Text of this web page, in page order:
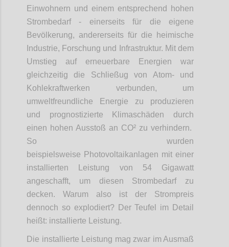
Einwohnern und einem entsprechend hohen
Strombedarf - einerseits für die eigene
Bevölkerung, andererseits für die heimische
Industrie, Forschung und Infrastruktur. Mit dem
Umstieg auf erneuerbare Energien war
gleichzeitig die Schließug von Atom- und
Kohlekraftwerken verbunden, um
umweltfreundliche Energie zu produzieren
und prognostizierte Klimaschäden durch
einen hohen Ausstoß an CO² zu verhindern.
So wurden
beispielsweise Photovoltaikanlagen mit einer
installierten Leistung von 54 Gigawatt
angeschafft, um diesen Strombedarf zu
decken. Warum also ist der Strompreis
dennoch so explodiert? Der Teufel im Detail
heißt: installierte Leistung.
Die installierte Leistung mag zwar im Ausmaß